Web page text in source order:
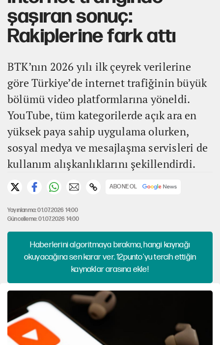
şaşıran sonuç:
Rakiplerine fark attı
BTK’nın 2026 yılı ilk çeyrek verilerine
göre Türkiye’de internet trafiğinin büyük
bölümü video platformlarına yöneldi.
YouTube, tüm kategorilerde açık ara en
yüksek paya sahip uygulama olurken,
sosyal medya ve mesajlaşma servisleri de
kullanım alışkanlıklarını şekillendirdi.
ABONE OL
Yayınlanma: 01.07.2026 14:00
Güncelleme: 01.07.2026 14:00
Haberlerini algoritmaya bırakma, hangi kaynağı
okuyacağına sen karar ver. 12punto'yu tercih ettiğin
kaynaklar arasına ekle!